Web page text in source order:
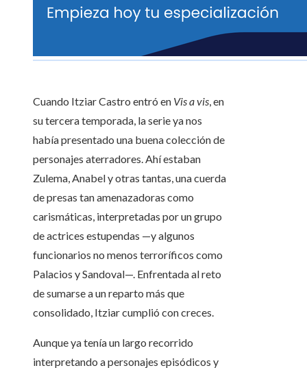
Cuando Itziar Castro entró en Vis a vis, en
su tercera temporada, la serie ya nos
había presentado una buena colección de
personajes aterradores. Ahí estaban
Zulema, Anabel y otras tantas, una cuerda
de presas tan amenazadoras como
carismáticas, interpretadas por un grupo
de actrices estupendas —y algunos
funcionarios no menos terroríficos como
Palacios y Sandoval—. Enfrentada al reto
de sumarse a un reparto más que
consolidado, Itziar cumplió con creces.
Aunque ya tenía un largo recorrido
interpretando a personajes episódicos y